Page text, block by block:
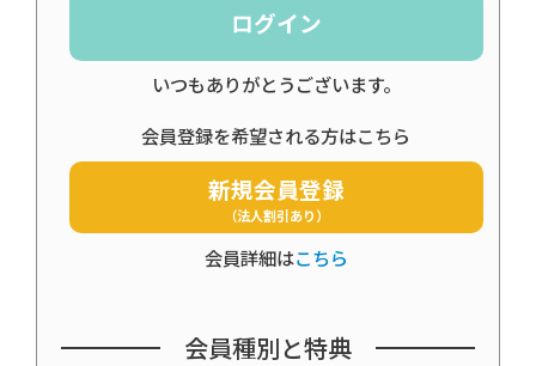
ログイン
いつもありがとうございます。
会員登録を希望される方はこちら
新規会員登録
（法人割引あり）
会員詳細はこちら
会員種別と特典